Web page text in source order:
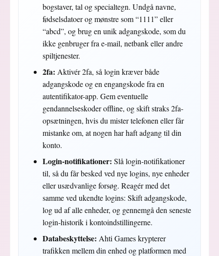
bogstaver, tal og specialtegn. Undgå navne,
fødselsdatoer og mønstre som “1111” eller
“abcd”, og brug en unik adgangskode, som du
ikke genbruger fra e-mail, netbank eller andre
spiltjenester.
2fa: Aktivér 2fa, så login kræver både
adgangskode og en engangskode fra en
autentifikator-app. Gem eventuelle
gendannelseskoder offline, og skift straks 2fa-
opsætningen, hvis du mister telefonen eller får
mistanke om, at nogen har haft adgang til din
konto.
Login-notifikationer: Slå login-notifikationer
til, så du får besked ved nye logins, nye enheder
eller usædvanlige forsøg. Reagér med det
samme ved ukendte logins: Skift adgangskode,
log ud af alle enheder, og gennemgå den seneste
login-historik i kontoindstillingerne.
Databeskyttelse: Ahti Games krypterer
trafikken mellem din enhed og platformen med